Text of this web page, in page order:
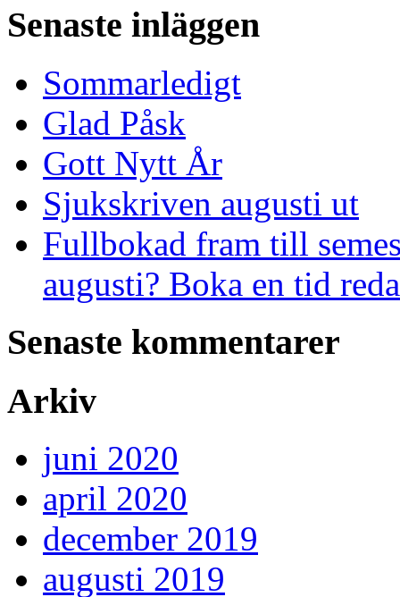
Senaste inläggen
Sommarledigt
Glad Påsk
Gott Nytt År
Sjukskriven augusti ut
Fullbokad fram till
augusti? Boka en tid
Senaste kommentarer
Arkiv
juni 2020
april 2020
december 2019
augusti 2019